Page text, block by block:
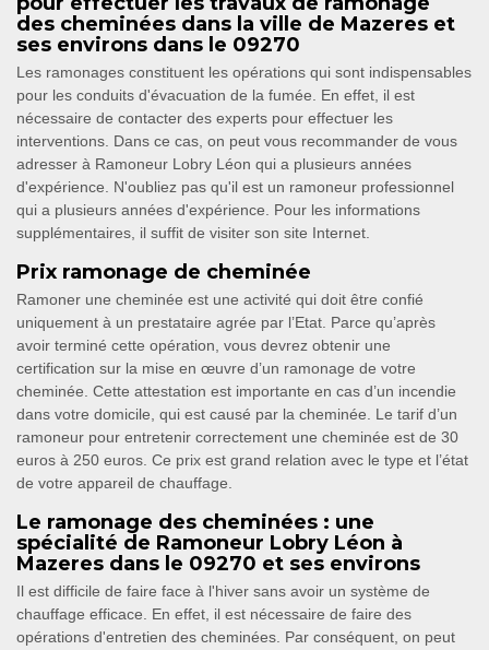
des cheminées dans la ville de Mazeres et
ses environs dans le 09270
Les ramonages constituent les opérations qui sont indispensables
pour les conduits d'évacuation de la fumée. En effet, il est
nécessaire de contacter des experts pour effectuer les
interventions. Dans ce cas, on peut vous recommander de vous
adresser à Ramoneur Lobry Léon qui a plusieurs années
d'expérience. N'oubliez pas qu'il est un ramoneur professionnel
qui a plusieurs années d'expérience. Pour les informations
supplémentaires, il suffit de visiter son site Internet.
Prix ramonage de cheminée
Ramoner une cheminée est une activité qui doit être confié
uniquement à un prestataire agrée par l’Etat. Parce qu’après
avoir terminé cette opération, vous devrez obtenir une
certification sur la mise en œuvre d’un ramonage de votre
cheminée. Cette attestation est importante en cas d’un incendie
dans votre domicile, qui est causé par la cheminée. Le tarif d’un
ramoneur pour entretenir correctement une cheminée est de 30
euros à 250 euros. Ce prix est grand relation avec le type et l’état
de votre appareil de chauffage.
Le ramonage des cheminées : une
spécialité de Ramoneur Lobry Léon à
Mazeres dans le 09270 et ses environs
Il est difficile de faire face à l'hiver sans avoir un système de
chauffage efficace. En effet, il est nécessaire de faire des
opérations d'entretien des cheminées. Par conséquent, on peut